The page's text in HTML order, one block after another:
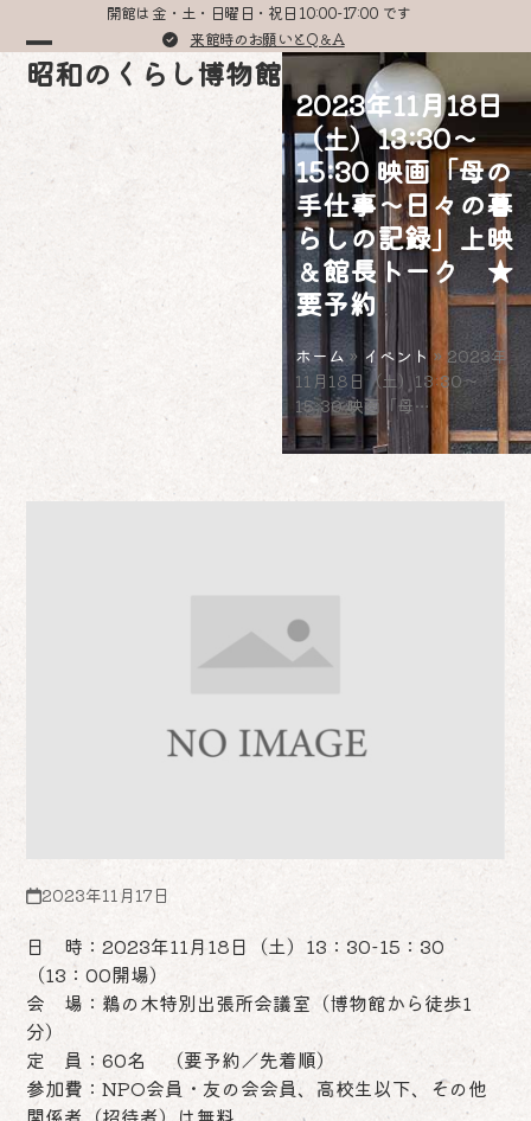
content
開館は 金・土・日曜日・祝日 10:00-17:00 です
来館時のお願いとQ＆A
昭和のくらし博物館
Open
menu
Close
menu
2023年11月18日
（土）13:30～
15:30 映画「母の
手仕事～日々の暮
らしの記録」上映
＆館長トーク ★
要予約
ホーム» イベント » 2023年
11月18日（土）13:30～
15:30 映画「母…
2023年11月17日
日 時：2023年11月18日（土）13：30-15：30
（13：00開場）
会 場：鵜の木特別出張所会議室（博物館から徒歩1
分）
定 員：60名 （要予約／先着順）
参加費：NPO会員・友の会会員、高校生以下、その他